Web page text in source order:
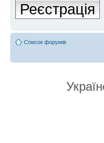
Реєстрація
Список форумів